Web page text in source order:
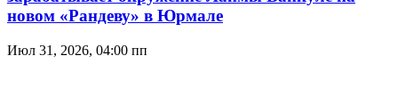
новом «Рандеву» в Юрмале
Июл 31, 2026, 04:00 пп